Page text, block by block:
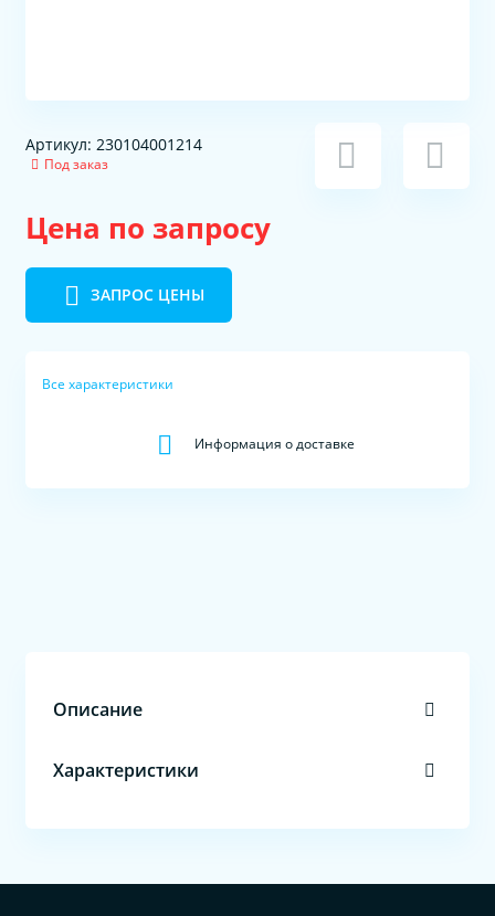
Артикул: 230104001214
Под заказ
Цена по запросу
ЗАПРОС ЦЕНЫ
Все характеристики
Информация о доставке
Описание
Характеристики